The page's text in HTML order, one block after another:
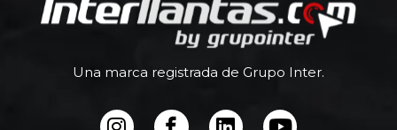
Una marca registrada de Grupo Inter.